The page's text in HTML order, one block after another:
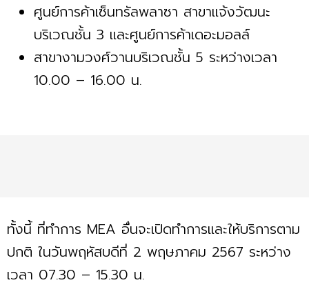
ศูนย์การค้าเซ็นทรัลพลาซา สาขาแจ้งวัฒนะ
บริเวณชั้น 3 และศูนย์การค้าเดอะมอลล์
สาขางามวงศ์วานบริเวณชั้น 5 ระหว่างเวลา
10.00 – 16.00 น.
ทั้งนี้ ที่ทำการ MEA อื่นจะเปิดทำการและให้บริการตาม
ปกติ ในวันพฤหัสบดีที่ 2 พฤษภาคม 2567 ระหว่าง
เวลา 07.30 – 15.30 น.